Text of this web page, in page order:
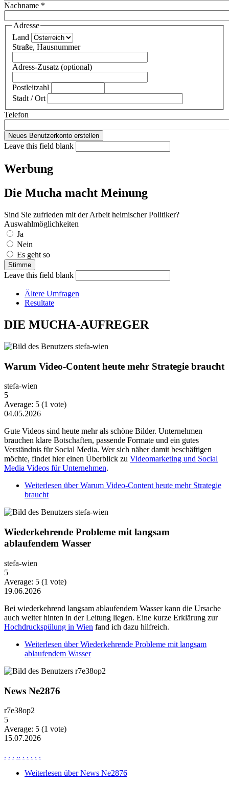
Nachname *
Adresse
Land
Straße, Hausnummer
Adress-Zusatz (optional)
Postleitzahl
Stadt / Ort
Telefon
Leave this field blank
Werbung
Die Mucha macht Meinung
Sind Sie zufrieden mit der Arbeit heimischer Politiker?
Auswahlmöglichkeiten
Ja
Nein
Es geht so
Leave this field blank
Ältere Umfragen
Resultate
DIE MUCHA-AUFREGER
Warum Video-Content heute mehr Strategie braucht
stefa-wien
5
Average: 5 (1 vote)
04.05.2026
Gute Videos sind heute mehr als schöne Bilder. Unternehmen
brauchen klare Botschaften, passende Formate und ein gutes
Verständnis für Social Media. Wer sich näher damit beschäftigen
möchte, findet hier einen Überblick zu Videomarketing und Social
Media Videos für Unternehmen.
Weiterlesen über Warum Video-Content heute mehr Strategie
braucht
Wiederkehrende Probleme mit langsam
ablaufendem Wasser
stefa-wien
5
Average: 5 (1 vote)
19.06.2026
Bei wiederkehrend langsam ablaufendem Wasser kann die Ursache
auch weiter hinten in der Leitung liegen. Eine kurze Erklärung zur
Hochdruckspülung in Wien fand ich dazu hilfreich.
Weiterlesen über Wiederkehrende Probleme mit langsam
ablaufendem Wasser
News Ne2876
r7e38op2
5
Average: 5 (1 vote)
15.07.2026
. . . .. . . . . .
Weiterlesen über News Ne2876